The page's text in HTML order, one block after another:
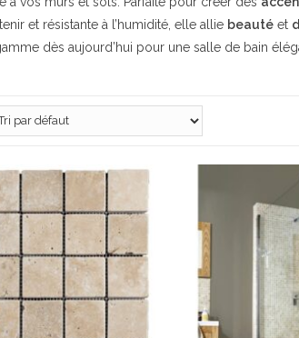
et résistante à l’humidité, elle allie beauté et
dès aujourd’hui pour une salle de bain
3980 route de Saint
13100 Aix-en-Provence
06 26 16 98 12